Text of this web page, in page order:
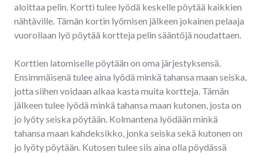
aloittaa pelin. Kortti tulee lyödä keskelle pöytää kaikkien
nähtäville. Tämän kortin lyömisen jälkeen jokainen pelaaja
vuorollaan lyö pöytää kortteja pelin sääntöjä noudattaen.
Korttien latomiselle pöytään on oma järjestyksensä.
Ensimmäisenä tulee aina lyödä minkä tahansa maan seiska,
jotta siihen voidaan alkaa kasta muita kortteja. Tämän
jälkeen tulee lyödä minkä tahansa maan kutonen, josta on
jo lyöty seiska pöytään. Kolmantena lyödään minkä
tahansa maan kahdeksikko, jonka seiska sekä kutonen on
jo lyöty pöytään. Kutosen tulee siis aina olla pöydässä